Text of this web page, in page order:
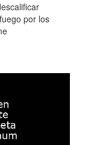
por los